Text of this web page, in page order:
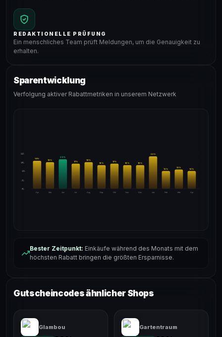
REDAKTIONELLE PRÜFUNG
Ein menschliches Team prüft Meldungen, um die Genauigkeit zu
erhalten.
Sparentwicklung
Verfolgung aktiver Rabattmetriken in unserem Netzwerk
24%
18%
12%
6%
0%
Apr
19%
Mai
18%
Jun
20%
Jul
17%
Aug
18%
Sep
16%
Okt
17%
Nov
16%
Dez
16%
Jan
22%
Feb
12%
Mär
13%
Apr
12%
Bester Zeitpunkt: Einkäufe während des Monats mit dem
höchsten Rabatt bringen die größten Ersparnisse.
Gutscheincodes ähnlicher Shops
Glambou Gartentraum